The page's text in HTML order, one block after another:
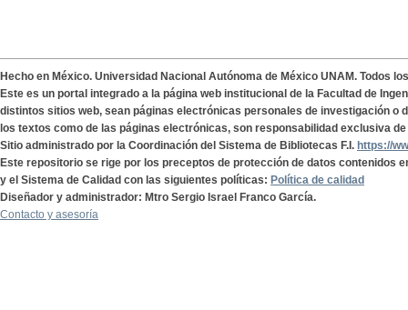
Hecho en México. Universidad Nacional Autónoma de México UNAM. Todos
Este es un portal integrado a la página web institucional de la Facultad de
distintos sitios web, sean páginas electrónicas personales de investigación o
los textos como de las páginas electrónicas, son responsabilidad exclusiva
Sitio administrado por la Coordinación del Sistema de Bibliotecas F.I. https://
Este repositorio se rige por los preceptos de protección de datos contenidos
y el Sistema de Calidad con las siguientes políticas: Política de calidad
Diseñador y administrador: Mtro Sergio Israel Franco García.
Contacto y asesoría